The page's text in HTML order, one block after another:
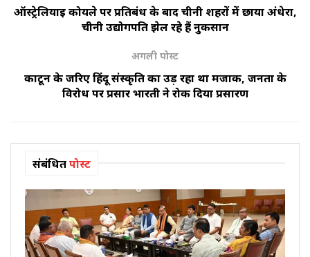
ऑस्ट्रेलियाई कोयले पर प्रतिबंध के बाद चीनी शहरों में छाया अंधेरा,
चीनी उद्योगपति झेल रहे हैं नुकसान
अगली पोस्ट
कार्टून के जरिए हिंदू संस्कृति का उड़ रहा था मजाक, जनता के
विरोध पर प्रसार भारती ने रोक दिया प्रसारण
संबंधितपोस्ट